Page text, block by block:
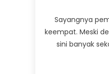
Sayangnya
keempat. Meski
sini banyak